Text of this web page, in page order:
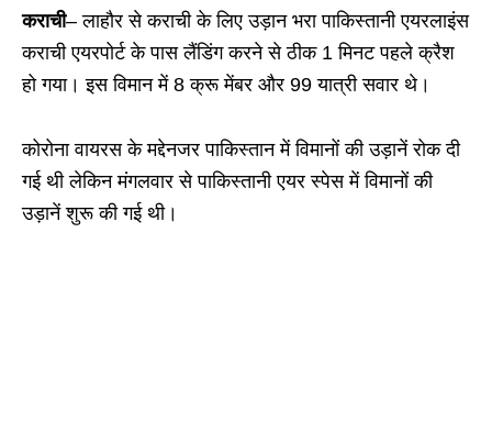
कराची– लाहौर से कराची के लिए उड़ान भरा पाकिस्तानी एयरलाइंस
कराची एयरपोर्ट के पास लैंडिंग करने से ठीक 1 मिनट पहले क्रैश
हो गया। इस विमान में 8 क्रू मेंबर और 99 यात्री सवार थे।
कोरोना वायरस के मद्देनजर पाकिस्तान में विमानों की उड़ानें रोक दी
गई थी लेकिन मंगलवार से पाकिस्तानी एयर स्पेस में विमानों की
उड़ानें शुरू की गई थी।